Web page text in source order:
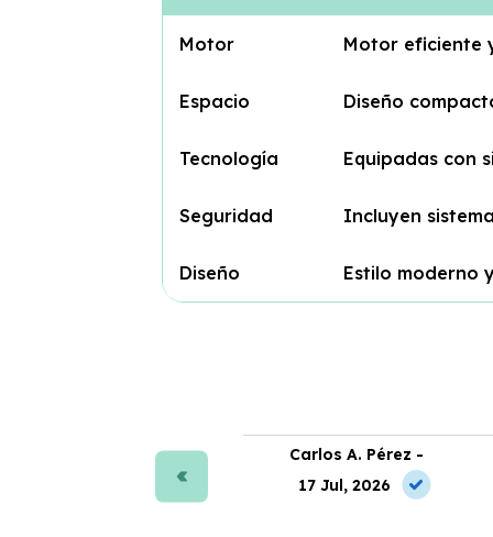
Motor Motor eficiente
Espacio Diseño
Tecnología Equipadas con
Seguridad Incluyen
Diseño Estilo moderno
Carlos A. Pérez -
17 Jul, 2026